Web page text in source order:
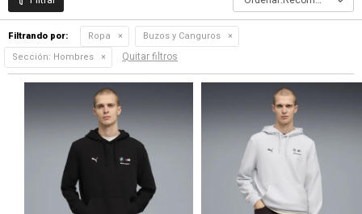
Filtrando por: Ropa
Buzos y Canguros
Sección: Hombres Quitar filtros